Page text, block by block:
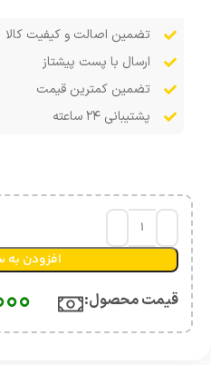
تضمین اصالت و کیفیت کالا
ارسال با پست پیشتاز
تضمین کمترین قیمت
پشتیبانی ۲۴ ساعته
افزودن به
قیمت محصول:​